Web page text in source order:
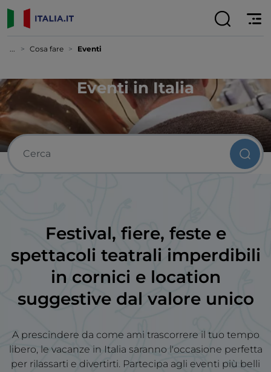
... Cosa fare Eventi
Eventi in Italia
Festival, fiere, feste e
spettacoli teatrali imperdibili
in cornici e location
suggestivedal valore unico
A prescindere da come ami trascorrere il tuo tempo
libero, le vacanze in Italia saranno l'occasione perfetta
per rilassarti e divertirti. Partecipa agli eventi più belli